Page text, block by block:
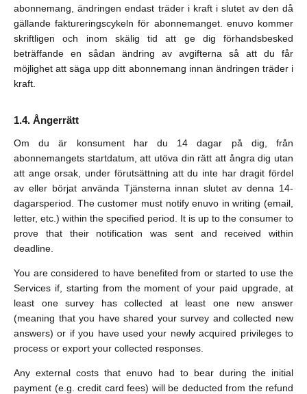
abonnemang, ändringen endast träder i kraft i slutet av den då
gällande faktureringscykeln för abonnemanget. enuvo kommer
skriftligen och inom skälig tid att ge dig förhandsbesked
beträffande en sådan ändring av avgifterna så att du får
möjlighet att säga upp ditt abonnemang innan ändringen träder i
kraft.
Ångerrätt
Om du är konsument har du 14 dagar på dig, från
abonnemangets startdatum, att utöva din rätt att ångra dig utan
att ange orsak, under förutsättning att du inte har dragit fördel
av eller börjat använda Tjänsterna innan slutet av denna 14-
dagarsperiod. The customer must notify enuvo in writing (email,
letter, etc.) within the specified period. It is up to the consumer to
prove that their notification was sent and received within
deadline.
You are considered to have benefited from or started to use the
Services if, starting from the moment of your paid upgrade, at
least one survey has collected at least one new answer
(meaning that you have shared your survey and collected new
answers) or if you have used your newly acquired privileges to
process or export your collected responses.
Any external costs that enuvo had to bear during the initial
payment (e.g. credit card fees) will be deducted from the refund